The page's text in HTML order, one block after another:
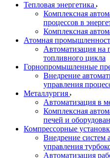
Тепловая энергетика
Комплексная
процессов в
Комплексная
Атомная
Автоматизация на
топливного цикла
Горнопромышленные
Внедрение
управления
Металлургия
Автоматизация в
Комплексная
печей и
Компрессорные
Внедрение систем
управления
Автоматизация